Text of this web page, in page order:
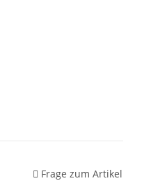
Frage zum Artikel